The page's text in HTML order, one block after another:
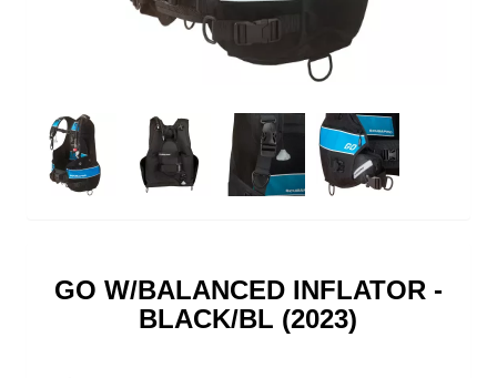
GO W/BALANCED INFLATOR -
BLACK/BL (2023)